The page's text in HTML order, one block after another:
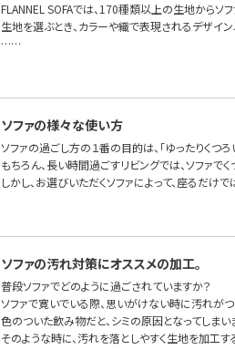
FLANNEL SOFAでは、170種類以上の生地からソ
生地を選ぶとき、カラーや織で表現されるデザイ
……
ソファの様々な使い方
ソファの過ごし方の１番の目的は、「ゆったりくつ
もちろん、長い時間過ごすリビングでは、ソファでく
しかし、お選びいただくソファによって、座るだ
ソファの汚れ対策にオススメの加工。
普段ソファでどのように過ごされていますか？
ソファで寛いでいる際、思いがけない時に汚れが
色のついた飲み物だと、シミの原因となってしまい
そのような時に、汚れを落としやすく生地を加工